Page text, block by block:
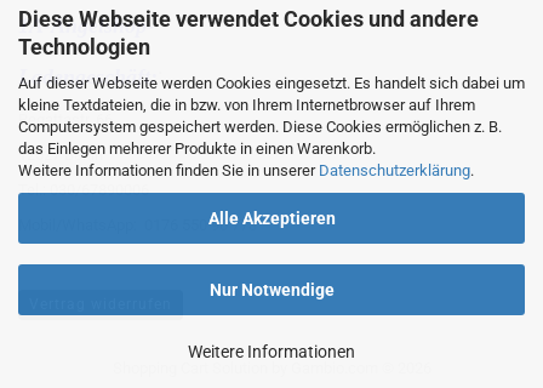
Diese Webseite verwendet Cookies und andere
Technologien
Auf dieser Webseite werden Cookies eingesetzt. Es handelt sich dabei um
kleine Textdateien, die in bzw. von Ihrem Internetbrowser auf Ihrem
Computersystem gespeichert werden. Diese Cookies ermöglichen z. B.
das Einlegen mehrerer Produkte in einen Warenkorb.
Weitere Informationen finden Sie in unserer Datenschutzerklärung.
Alle Akzeptieren
Nur Notwendige
Weitere Informationen
1A-Angelshop-
Ladengeschäft::
Regattastr. 66
12527 Berlin
Tel.: 030/67890006
Mobil/WhatsApp: 0176 550 90 773